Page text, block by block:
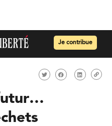
Je contribue